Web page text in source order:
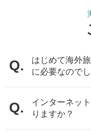
る保険会社もありま
キャッシュレ
キャッシュレス・メ
病気で病院にかかっ
るキャッシュレスサ
海外旅行保険の保険
治療・救援
携行品損害
クレ
クレジットカードに
ります。この場合は
れているため、補
また、サポートサー
はじめて海外
に必要なので
インターネッ
りますか？